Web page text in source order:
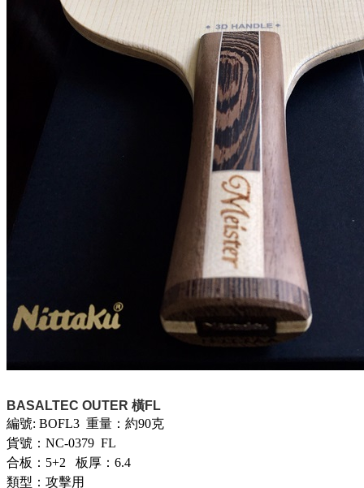
BASALTEC OUTER 橫FL
編號: BOFL3 重量：約90克
貨號：NC-0379 FL
合板：5+2 板厚：6.4
類型：攻擊用